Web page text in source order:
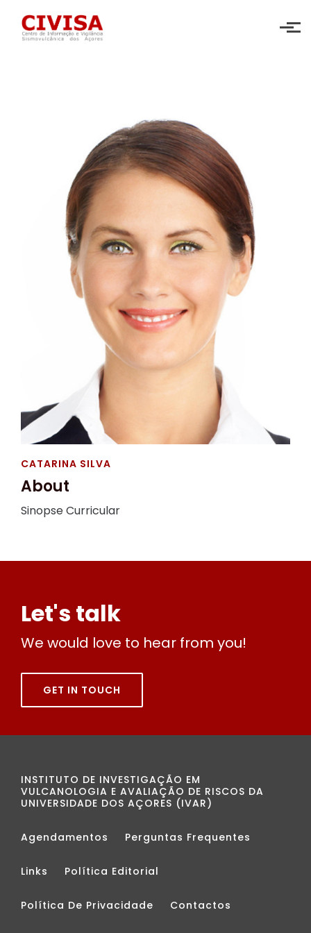
Skip to main content
CATARINA SILVA
About
Sinopse Curricular
Let's talk
We would love to hear from you!
GET IN TOUCH
INSTITUTO DE INVESTIGAÇÃO EM
VULCANOLOGIA E AVALIAÇÃO DE RISCOS DA
UNIVERSIDADE DOS AÇORES (IVAR)
Agendamentos Perguntas Frequentes
Links Política Editorial
Política De Privacidade Contactos